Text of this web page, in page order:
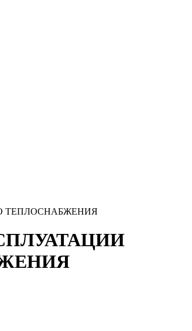
ТЕПЛОСНАБЖЕНИЯ